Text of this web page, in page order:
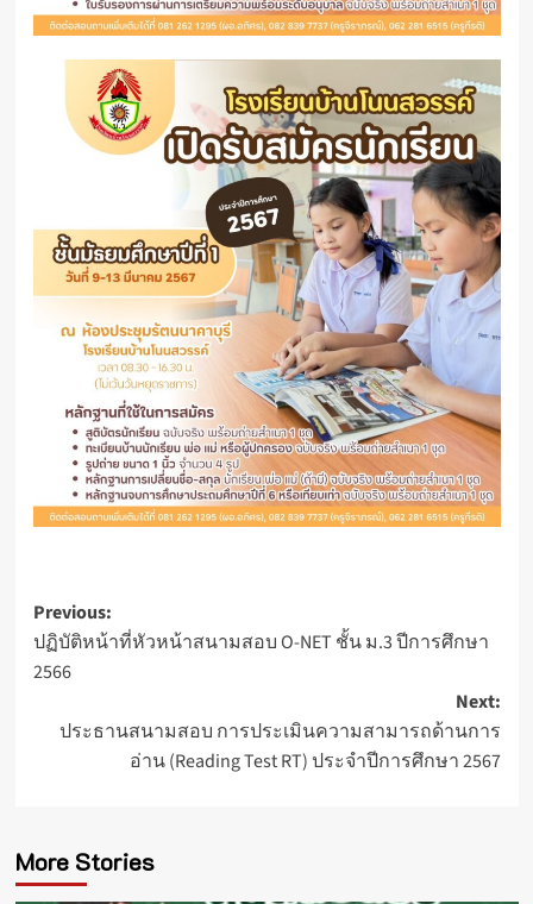
Post
navigation
Previous:
ปฏิบัติหน้าที่หัวหน้าสนามสอบ O-NET ชั้น ม.3 ปีการศึกษา
2566
Next:
ประธานสนามสอบ การประเมินความสามารถด้านการ
อ่าน (Reading Test RT) ประจำปีการศึกษา 2567
More Stories